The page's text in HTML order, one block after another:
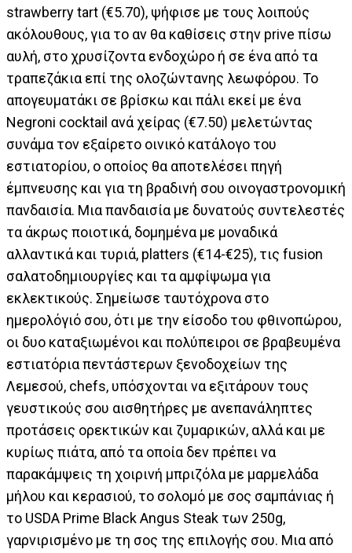
strawberry tart (€5.70), ψήφισε με τους λοιπούς
ακόλουθους, για το αν θα καθίσεις στην prive πίσω
αυλή, στο χρυσίζοντα ενδοχώρο ή σε ένα από τα
τραπεζάκια επί της ολοζώντανης λεωφόρου. Το
απογευματάκι σε βρίσκω και πάλι εκεί με ένα
Negroni cocktail ανά χείρας (€7.50) μελετώντας
συνάμα τον εξαίρετο οινικό κατάλογο του
εστιατορίου, ο οποίος θα αποτελέσει πηγή
έμπνευσης και για τη βραδινή σου οινογαστρονομική
πανδαισία. Μια πανδαισία με δυνατούς συντελεστές
τα άκρως ποιοτικά, δομημένα με μοναδικά
αλλαντικά και τυριά, platters (€14-€25), τις fusion
σαλατοδημιουργίες και τα αμφίψωμα για
εκλεκτικούς. Σημείωσε ταυτόχρονα στο
ημερολόγιό σου, ότι με την είσοδο του φθινοπώρου,
οι δυο καταξιωμένοι και πολύπειροι σε βραβευμένα
εστιατόρια πεντάστερων ξενοδοχείων της
Λεμεσού, chefs, υπόσχονται να εξιτάρουν τους
γευστικούς σου αισθητήρες με ανεπανάληπτες
προτάσεις ορεκτικών και ζυμαρικών, αλλά και με
κυρίως πιάτα, από τα οποία δεν πρέπει να
παρακάμψεις τη χοιρινή μπριζόλα με μαρμελάδα
μήλου και κερασιού, το σολομό με σος σαμπάνιας ή
το USDA Prime Black Angus Steak των 250g,
γαρνιρισμένο με τη σος της επιλογής σου. Μια από